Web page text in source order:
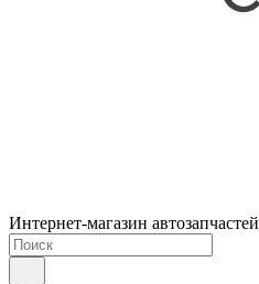
Интернет-магазин